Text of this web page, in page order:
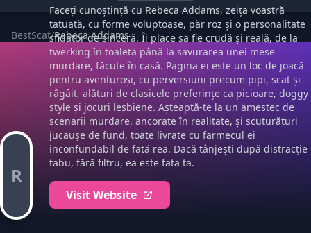
BestScat/Rebeca Addams
R
Faceți cunoștință cu Rebeca Addams, zeița voastră
tatuată, cu forme voluptoase, păr roz și o personalitate
sfidător de sinceră. Îi place să fie crudă și reală, de la
twerking în toaletă până la savurarea unei mese
murdare, făcute în casă. Pagina ei este un loc de joacă
pentru aventuroși, cu perversiuni precum pipi, scat și
râgâit, alături de clasicele preferințe ca picioare, doggy
style și jocuri lesbiene. Așteaptă-te la un amestec de
scenarii murdare, ancorate în realitate, și scuturături
jucăușe de fund, toate livrate cu farmecul ei
inconfundabil de fată rea. Dacă tânjești după distracție
tabu, fără filtru, ea este fata ta.
Visit Website